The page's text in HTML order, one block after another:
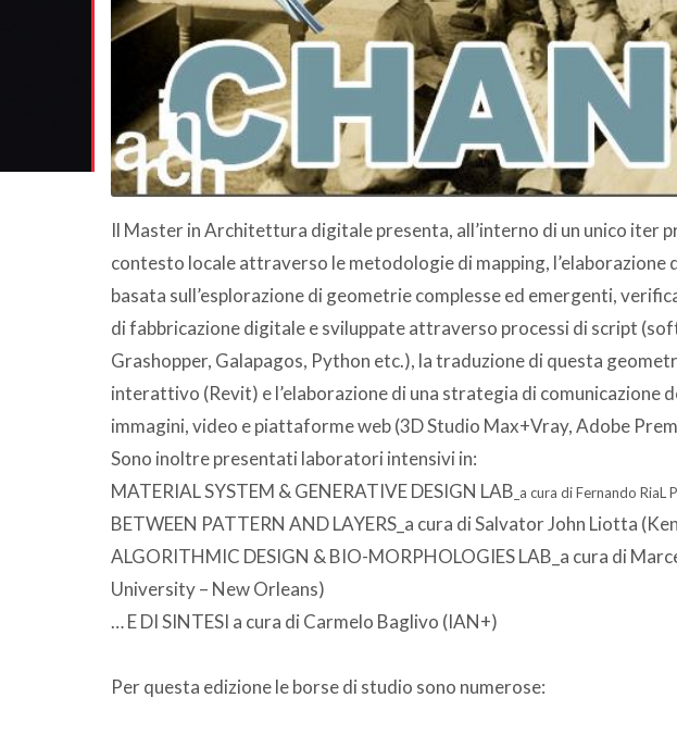
Il Master in Architettura digitale presenta, all’interno di un unico iter
contesto locale attraverso le metodologie di mapping,
basata sull’esplorazione di geometrie complesse ed emergenti,
di fabbricazione digitale e sviluppate attraverso processi di script
Grashopper, Galapagos, Python etc.), la traduzione di questa
interattivo (Revit) e l’elaborazione di una strategia di
immagini, video e piattaforme web (3D Studio Max+Vray, Adobe
Sono inoltre presentati laboratori intensivi in:
MATERIAL SYSTEM & GENERATIVE DESIGN LAB _a cura di Fernando RiaL
BETWEEN PATTERN AND LAYERS_a cura di Salvator John Liotta
ALGORITHMIC DESIGN & BIO-MORPHOLOGIES LAB_a cura di
University – New Orleans)
… E DI SINTESI a cura di Carmelo Baglivo (IAN+)
Per questa edizione le borse di studio sono numerose: